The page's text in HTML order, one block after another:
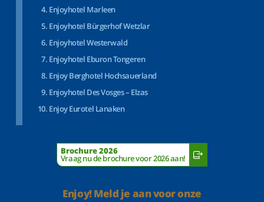
Enjoyhotel Marleen
Enjoyhotel Bürgerhof Wetzlar
Enjoyhotel Westerwald
Enjoyhotel Eburon Tongeren
Enjoy Berghotel Hochsauerland
Enjoyhotel Des Vosges – Elzas
Enjoy Eurotel Lanaken
Brochure 2026
Vraag nu de brochure voor 2026 aan!
Enjoy! Meld je aan voor onze